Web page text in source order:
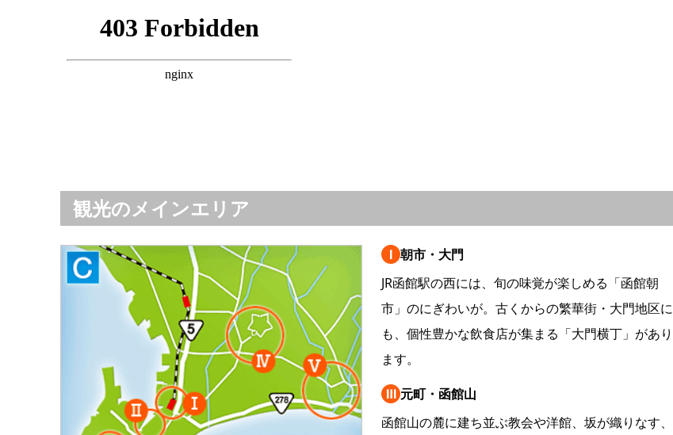
観光のメインエリア
Ⅰ 朝市・大門
JR函館駅の西には、旬の味覚が楽しめる「函館朝
市」のにぎわいが。古くからの繁華街・大門地区に
も、個性豊かな飲食店が集まる「大門横丁」があり
ます。
Ⅲ 元町・函館山
函館山の麓に建ち並ぶ教会や洋館、坂が織りなす、